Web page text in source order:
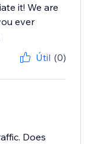
it! We are
ever
Útil (0)
Does